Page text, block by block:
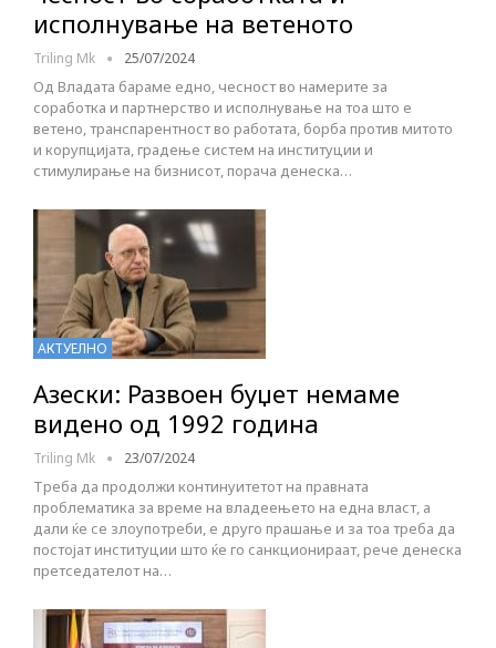
исполнување на ветеното
Triling Mk 25/07/2024
Од Владата бараме едно, чесност во намерите за
соработка и партнерство и исполнување на тоа што е
ветено, транспарентност во работата, борба против митото
и корупцијата, градење систем на институции и
стимулирање на бизнисот, порача денеска…
АКТУЕЛНО
Азески: Развоен буџет немаме
видено од 1992 година
Triling Mk 23/07/2024
Треба да продолжи континуитетот на правната
проблематика за време на владеењето на една власт, а
дали ќе се злоупотреби, е друго прашање и за тоа треба да
постојат институции што ќе го санкционираат, рече денеска
претседателот на…